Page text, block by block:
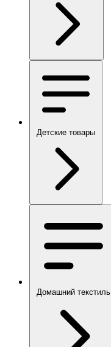
Детские товары
Домашний текстиль